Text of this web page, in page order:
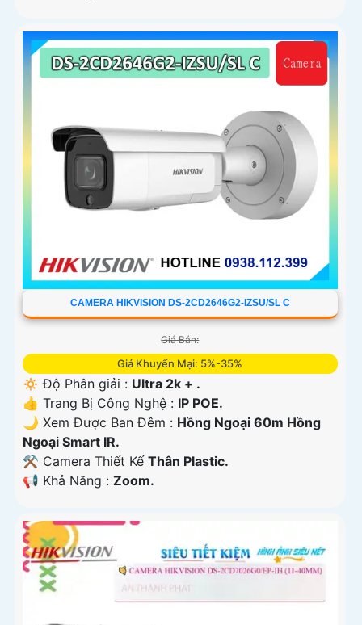
CAMERA HIKVISION DS-2CD2646G2-IZSU/SL C
Giá Bán:
Giá Khuyến Mại: 5%-35%
🔅 Độ Phân giải : Ultra 2k + .
👍 Trang Bị Công Nghệ : IP POE.
🌙 Xem Được Ban Đêm : Hồng Ngoại 60m Hồng
Ngoại Smart IR.
⚒ Camera Thiết Kế Thân Plastic.
️📢 Khả Năng : Zoom.